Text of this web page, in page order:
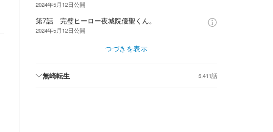
2024年5月12日公開
第7話 完璧ヒーロー夜城院優聖くん。
2024年5月12日公開
つづきを表示
無崎転生 5,411話